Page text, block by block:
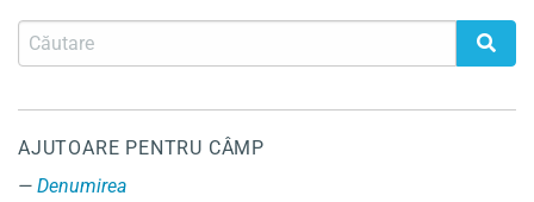
AJUTOARE PENTRU CÂMP
Denumirea